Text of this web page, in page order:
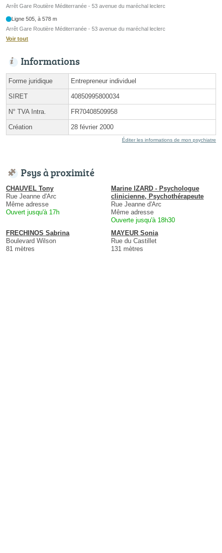
Arrêt Gare Routière Méditerranée - 53 avenue du maréchal leclerc
Ligne 505, à 578 m
Arrêt Gare Routière Méditerranée - 53 avenue du maréchal leclerc
Voir tout
Informations
Forme juridique Entrepreneur individuel
SIRET 40850995800034
N° TVA Intra. FR70408509958
Création 28 février 2000
Éditer les informations de mon psychiatre
Psys à proximité
CHAUVEL Tony
Rue Jeanne d'Arc
Même adresse
Ouvert jusqu'à 17h
Marine IZARD - Psychologue
clinicienne, Psychothérapeute
Rue Jeanne d'Arc
Même adresse
Ouverte jusqu'à 18h30
FRECHINOS Sabrina
Boulevard Wilson
81 mètres
MAYEUR Sonia
Rue du Castillet
131 mètres